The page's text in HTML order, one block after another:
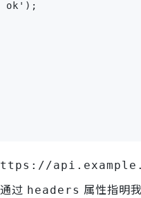
ok');
过 headers 属性指明